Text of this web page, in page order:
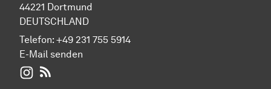
44221 Dortmund
DEUTSCHLAND
Telefon: +49 231 755 5914
E-Mail senden
WIWI auf Instagram